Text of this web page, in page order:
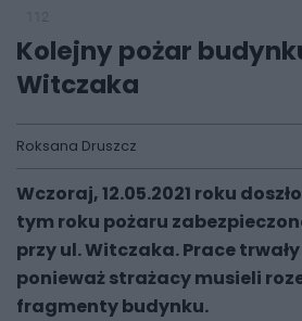
Kolejny pożar
Witczaka
Roksana Druszcz
Wczoraj, 12.05.2021 roku
tym roku pożaru
przy ul. Witczaka. Prace
ponieważ strażacy musieli
fragmenty budynku.